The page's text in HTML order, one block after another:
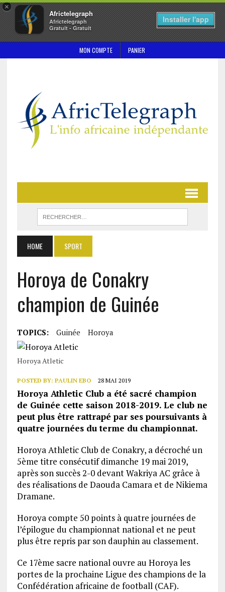
×
Africtelegraph
Africtelegraph
Gratuit - Gratuit
Installer l'app
MON COMPTE PANIER
HOME SPORT
Horoya de Conakry
champion de Guinée
TOPICS: Guinée Horoya
Horoya Atletic
POSTED BY: PAULIN EBO 28 MAI 2019
Horoya Athletic Club a été sacré champion
de Guinée cette saison 2018-2019. Le club ne
peut plus être rattrapé par ses poursuivants à
quatre journées du terme du championnat.
Horoya Athletic Club de Conakry, a décroché un
5ème titre consécutif dimanche 19 mai 2019,
après son succès 2-0 devant Wakriya AC grâce à
des réalisations de Daouda Camara et de Nikiema
Dramane.
Horoya compte 50 points à quatre journées de
l’épilogue du championnat national et ne peut
plus être repris par son dauphin au classement.
Ce 17ème sacre national ouvre au Horoya les
portes de la prochaine Ligue des champions de la
Confédération africaine de football (CAF).